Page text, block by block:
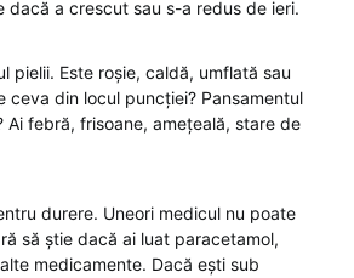
dacă a crescut sau s-a redus de ieri.
pielii. Este roșie, caldă, umflată sau
ceva din locul puncției? Pansamentul
Ai febră, frisoane, amețeală, stare de
durere. Uneori medicul nu poate
să știe dacă ai luat paracetamol,
medicamente. Dacă ești sub